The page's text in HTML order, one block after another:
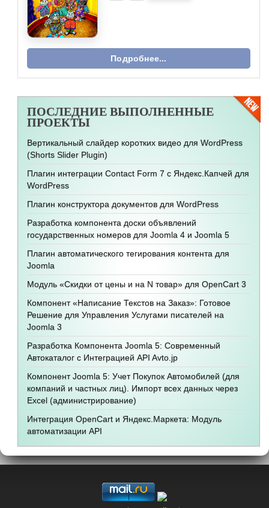
Подробнее...
ПОСЛЕДНИЕ ВЫПОЛНЕННЫЕ
ПРОЕКТЫ
Вертикальный слайдер коротких видео для WordPress
(Shorts Slider Plugin)
Плагин интеграции Contact Form 7 с Яндекс.Капчей для
WordPress
Плагин конструктора документов для WordPress
Разработка компонента доски объявлений
государственных номеров для Joomla 4 и Joomla 5
Плагин автоматического тегирования контента для
Joomla
Модуль «Скидки от цены и на N товар» для OpenCart 3
Компонент «Написание Текстов на Заказ»: Готовое
Решение для Управления Услугами писателей на
Joomla 3
Разработка Компонента Joomla 5: Современный
Автокаталог с Интеграцией API Avto.jp
Компонент Joomla 5: Учет Покупок Автомобилей (для
компаний и частных лиц). Импорт всех данных через
Excel (администрирование)
Интеграция OpenCart и Яндекс.Маркета: Модуль
автоматизации API